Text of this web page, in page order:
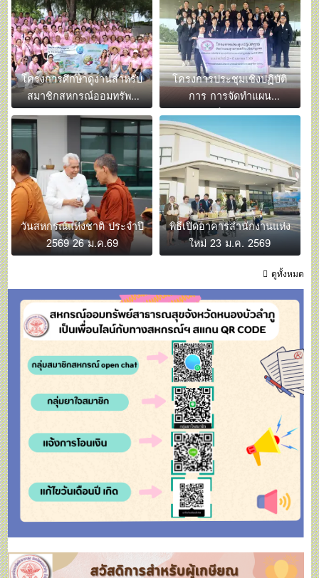
โครงการศึกษาดูงานสำหรับ
สมาชิกสหกรณ์ออมทรัพย์
สาธารณสุขจังหวัดหนอง
โครงการประชุมเชิงปฏิบัติ
การ การจัดทำแผน
ยุทธศาสตร์และการศึกษาดู
งา
วันสหกรณ์แห่งชาติ ประจำปี
2569 26 ม.ค.69
พิธีเปิดอาคารสำนักงานแห่ง
ใหม่ 23 ม.ค. 2569
ดูทั้งหมด